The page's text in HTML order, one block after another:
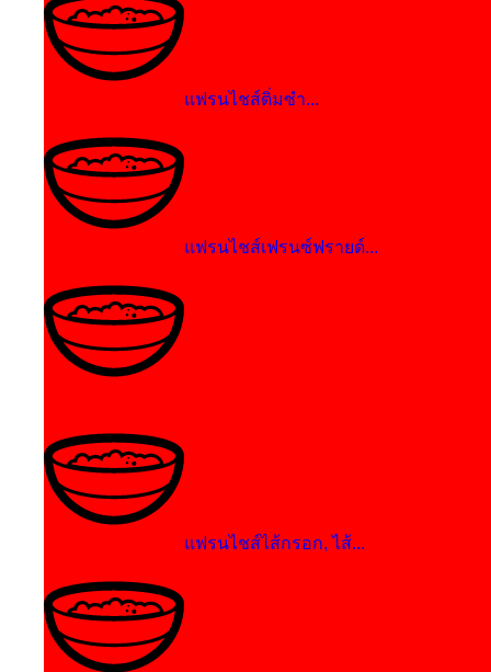
แฟรนไชส์ติ่มซำ...
แฟรนไชส์เฟรนซ์ฟรายด์...
แฟรนไชส์ไส้กรอก, ไส้...